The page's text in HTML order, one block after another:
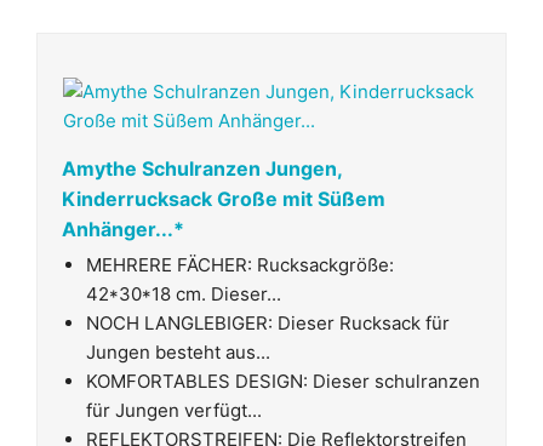
Amythe Schulranzen Jungen,
Kinderrucksack Große mit Süßem
Anhänger...*
MEHRERE FÄCHER: Rucksackgröße:
42*30*18 cm. Dieser...
NOCH LANGLEBIGER: Dieser Rucksack für
Jungen besteht aus...
KOMFORTABLES DESIGN: Dieser schulranzen
für Jungen verfügt...
REFLEKTORSTREIFEN: Die Reflektorstreifen